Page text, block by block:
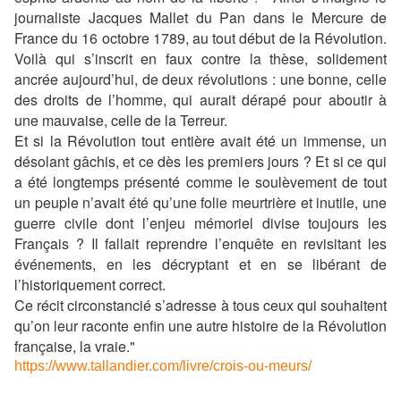
journaliste Jacques Mallet du Pan dans le Mercure de
France du 16 octobre 1789, au tout début de la Révolution.
Voilà qui s’inscrit en faux contre la thèse, solidement
ancrée aujourd’hui, de deux révolutions : une bonne, celle
des droits de l’homme, qui aurait dérapé pour aboutir à
une mauvaise, celle de la Terreur.
Et si la Révolution tout entière avait été un immense, un
désolant gâchis, et ce dès les premiers jours ? Et si ce qui
a été longtemps présenté comme le soulèvement de tout
un peuple n’avait été qu’une folie meurtrière et inutile, une
guerre civile dont l’enjeu mémoriel divise toujours les
Français ? Il fallait reprendre l’enquête en revisitant les
événements, en les décryptant et en se libérant de
l’historiquement correct.
Ce récit circonstancié s’adresse à tous ceux qui souhaitent
qu’on leur raconte enfin une autre histoire de la Révolution
française, la vraie."
https://www.tallandier.com/livre/crois-ou-meurs/